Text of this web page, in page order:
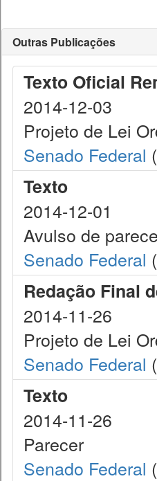
Outras Publicações
Texto Oficial
2014-12-03
Projeto de Lei
Senado Federal
Texto
2014-12-01
Avulso de
Senado Federal
Redação Final
2014-11-26
Projeto de Lei
Senado Federal
Texto
2014-11-26
Parecer
Senado Federal